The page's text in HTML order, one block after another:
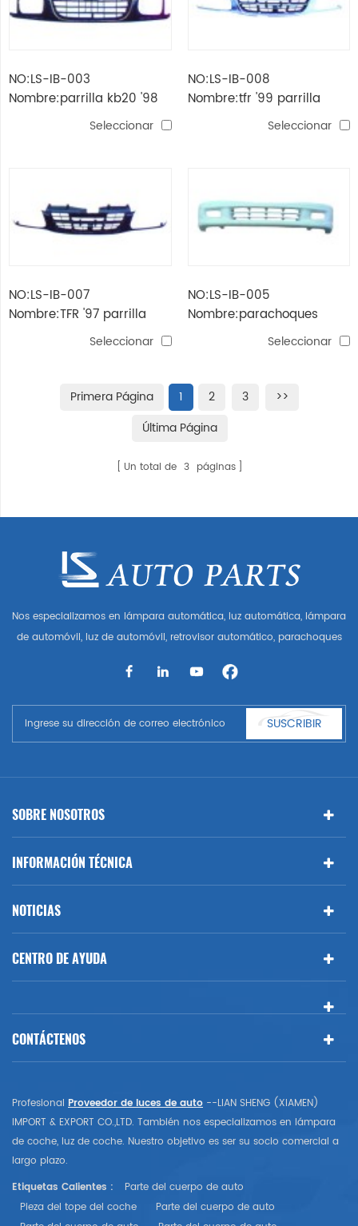
NO:LS-IB-003
Nombre:parrilla kb20 '98
Seleccionar
NO:LS-IB-008
Nombre:tfr '99 parrilla
Seleccionar
NO:LS-IB-007
Nombre:TFR '97 parrilla
Seleccionar
NO:LS-IB-005
Nombre:parachoques
delantero sl-tfr '97
Seleccionar
Primera Página 1 2 3
>>
Última Página
Un total de 3 páginas
Nos especializamos en lámpara automática, luz automática, lámpara
de automóvil, luz de automóvil, retrovisor automático, parachoques
automático, parte del cuerpo automática, etc. y accesorios de
Benz, BMW
SUSCRIBIR
SOBRE NOSOTROS
INFORMACIÓN TÉCNICA
NOTICIAS
CENTRO DE AYUDA
CONTÁCTENOS
Profesional Proveedor de luces de auto --LIAN SHENG (XIAMEN)
IMPORT & EXPORT CO.,LTD. También nos especializamos en lámpara
de coche, luz de coche. Nuestro objetivo es ser su socio comercial a
largo plazo.
Etiquetas Calientes :
Parte del cuerpo de auto
Pieza del tope del coche
Parte del cuerpo de auto